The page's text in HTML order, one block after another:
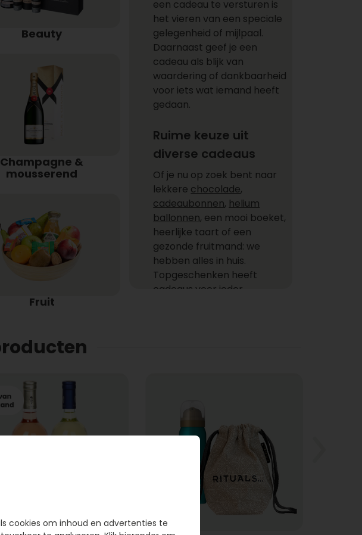
Beauty
Champagne &
mousserend
Fruit
een cadeau te versturen is
het vieren van een speciale
gelegenheid of mijlpaal.
Daarnaast geef je een
cadeau als blijk van
waardering of dankbaarheid
voor iets wat iemand heeft
gedaan.
Ruime keuze uit
diverse cadeaus
Of je nu op zoek bent naar
lekkere chocolade,
cadeaubonnen, helium
ballonnen, een mooi boeket,
heerlijke taart of een
gezonde fruitmand: we
hebben alles in huis.
Topgeschenken heeft
cadeaus voor ieder
Gemakkelijk cadeaus
bezorgen
Bij wie laat jij een cadeau
bezorgen? Een cadeau
bezorgen bij één of meer
ontvangers is niet alleen
gemakkelijk, want je hoeft
de deur niet uit, maar het
cookies om inhoud en advertenties te